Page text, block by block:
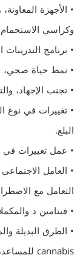
• الأجهزة
وكراسي
• برنامج
• نمط حياة صحي،
• تجنب الإجهاد،
• تغييرات في نوع
البلع.
• عمل تغييرات في
• العامل
التعامل مع
• فيتامين د
• الطرق البديلة
cannabis للمساعدة في مشاكل العضلات.